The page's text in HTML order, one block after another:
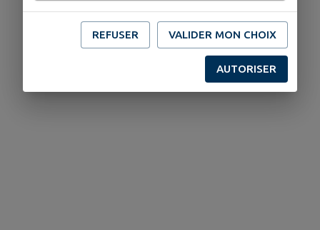
REFUSER VALIDER MON CHOIX
AUTORISER